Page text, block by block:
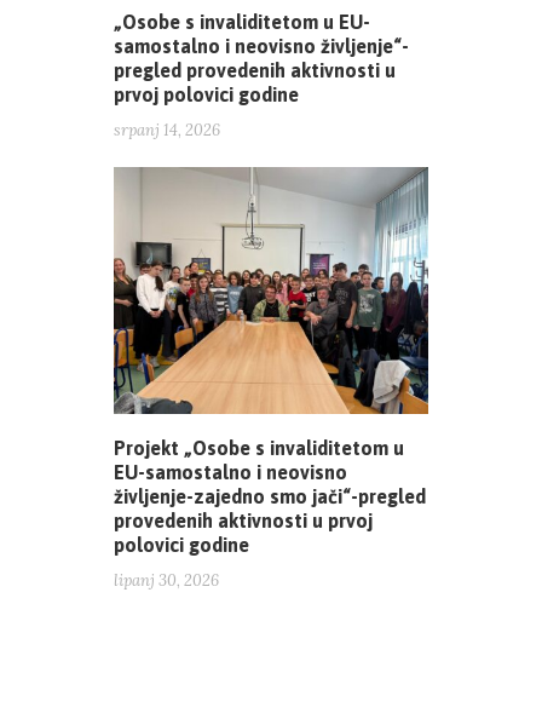
„Osobe s invaliditetom u EU-
samostalno i neovisno življenje“-
pregled provedenih aktivnosti u
prvoj polovici godine
srpanj 14, 2026
Projekt „Osobe s invaliditetom u
EU-samostalno i neovisno
življenje-zajedno smo jači“-pregled
provedenih aktivnosti u prvoj
polovici godine
lipanj 30, 2026